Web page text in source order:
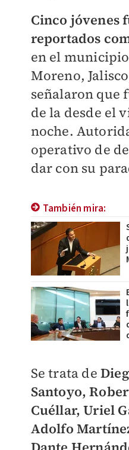
Cinco jóvenes
reportados
en el
Moreno,
señalaron que
de la desde el
noche.
operativo de
dar con su
También mira:
Se trata de
Santoyo,
Cuéllar, Uriel
Adolfo